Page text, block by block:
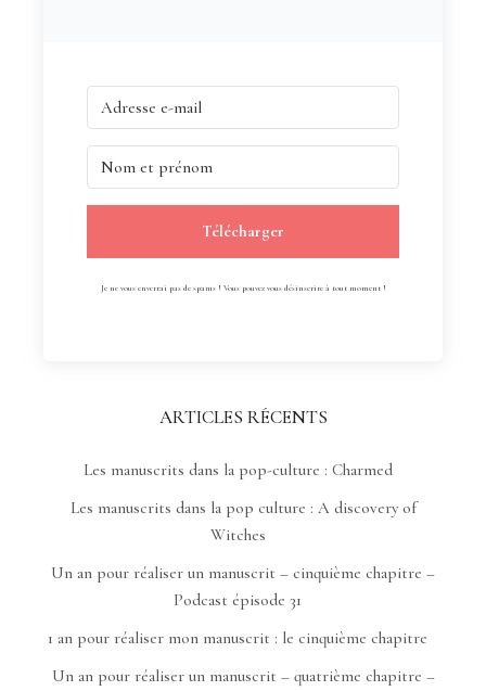
Télécharger
Je ne vous enverrai pas de spams ! Vous pouvez vous désinscrire à tout moment !
ARTICLES RÉCENTS
Les manuscrits dans la pop-culture : Charmed
Les manuscrits dans la pop culture : A discovery of
Witches
Un an pour réaliser un manuscrit – cinquième chapitre –
Podcast épisode 31
1 an pour réaliser mon manuscrit : le cinquième chapitre
Un an pour réaliser un manuscrit – quatrième chapitre –